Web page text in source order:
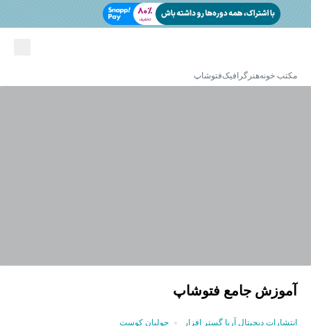
مکتب خونههنر گرافیکفتوشاپ
آموزش جامع فتوشاپ
انتشارات دیجیتال آریا گستر افزار جولیان کوست